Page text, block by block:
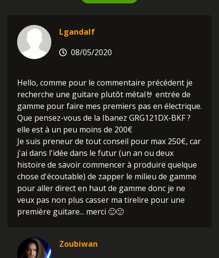
Lgandalf
08/05/2020
Hello, comme pour le commentaire précédent je
recherche une guitare plutôt métal🤘 entrée de
gamme pour faire mes premiers pas en électrique.
Que pensez-vous de la Ibanez GRG121DX-BKF ?
elle est à un peu moins de 200€
Je suis preneur de tout conseil pour max 250€, car
j'ai dans l'idée dans le futur (un an ou deux
histoire de savoir commencer à produire quelque
chose d'écoutable) de zapper le milieu de gamme
pour aller direct en haut de gamme donc je ne
veux pas non plus casser ma tirelire pour une
première guitare... merci 🙂🙂
Zoubiwan